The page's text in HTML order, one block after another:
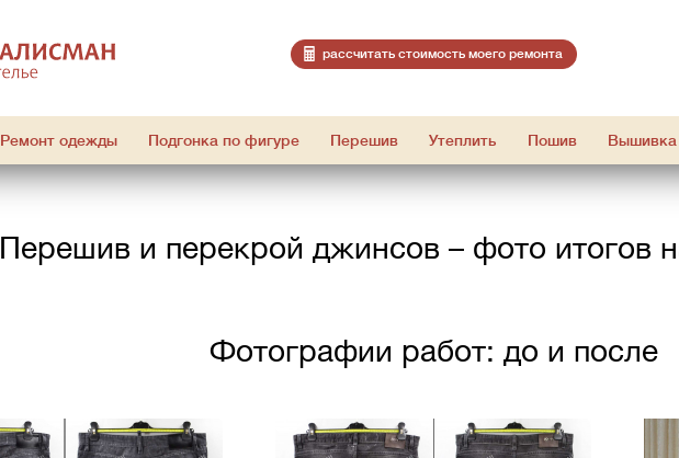
расcчитать стоимость моего ремонта
Ремонт одежды Подгонка по фигуре Перешив Утеплить Пошив Вышивка
Перешив и перекрой джинсов – фото итогов
Фотографии работ: до и после